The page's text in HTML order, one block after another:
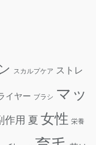
スカルプケア ストレ
イヤー ブラシ マッ
作用 夏 女性 栄養